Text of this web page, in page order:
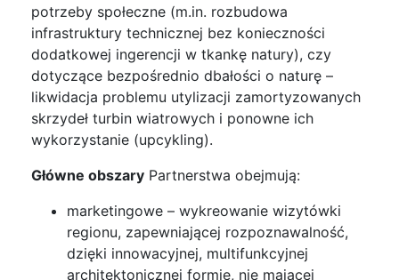
potrzeby społeczne (m.in. rozbudowa
infrastruktury technicznej bez konieczności
dodatkowej ingerencji w tkankę natury), czy
dotyczące bezpośrednio dbałości o naturę –
likwidacja problemu utylizacji zamortyzowanych
skrzydeł turbin wiatrowych i ponowne ich
wykorzystanie (upcykling).
Główne obszary Partnerstwa obejmują:
marketingowe – wykreowanie wizytówki
regionu, zapewniającej rozpoznawalność,
dzięki innowacyjnej, multifunkcyjnej
architektonicznej formie, nie mającej